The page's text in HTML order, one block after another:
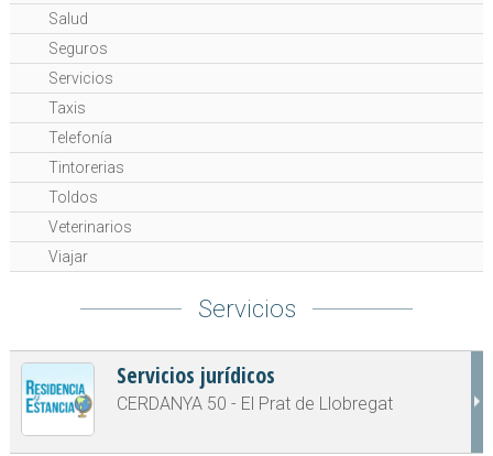
Salud
Seguros
Servicios
Taxis
Telefonía
Tintorerias
Toldos
Veterinarios
Viajar
Servicios
Servicios jurídicos
CERDANYA 50 - El Prat de Llobregat